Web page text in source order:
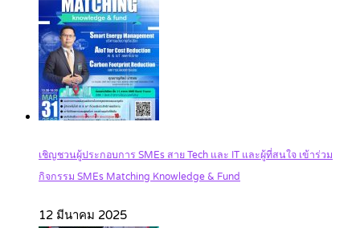
เชิญชวนผู้ประกอบการ SMEs สาย Tech และ IT และผู้ที่สนใจ เข้าร่วม
กิจกรรม SMEs Matching Knowledge & Fund
12 มีนาคม 2025